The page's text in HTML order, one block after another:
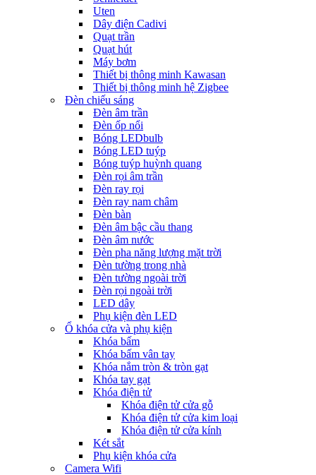
Uten
Dây điện Cadivi
Quạt trần
Quạt hút
Máy bơm
Thiết bị thông minh Kawasan
Thiết bị thông minh hệ Zigbee
Đèn chiếu sáng
Đèn âm trần
Đèn ốp nổi
Bóng LEDbulb
Bóng LED tuýp
Bóng tuýp huỳnh quang
Đèn rọi âm trần
Đèn ray rọi
Đèn ray nam châm
Đèn bàn
Đèn âm bậc cầu thang
Đèn âm nước
Đèn pha năng lượng mặt trời
Đèn tường trong nhà
Đèn tường ngoài trời
Đèn rọi ngoài trời
LED dây
Phụ kiện đèn LED
Ổ khóa cửa và phụ kiện
Khóa bấm
Khóa bấm vân tay
Khóa nắm tròn & tròn gạt
Khóa tay gạt
Khóa điện tử
Khóa điện tử cửa gỗ
Khóa điện tử cửa kim loại
Khóa điện tử cửa kính
Két sắt
Phụ kiện khóa cửa
Camera Wifi